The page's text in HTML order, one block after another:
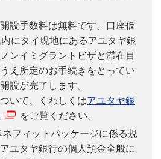
設手数料は無料です。口座仮
にタイ現地にあるアユタヤ銀
ンイミグラントビザと滞在目
え所定のお手続きをとってい
設が完了します。
いて、くわしくはアユタヤ銀
をご覧ください。
フィットパッケージに係る規
ユタヤ銀行の個人預金全般に